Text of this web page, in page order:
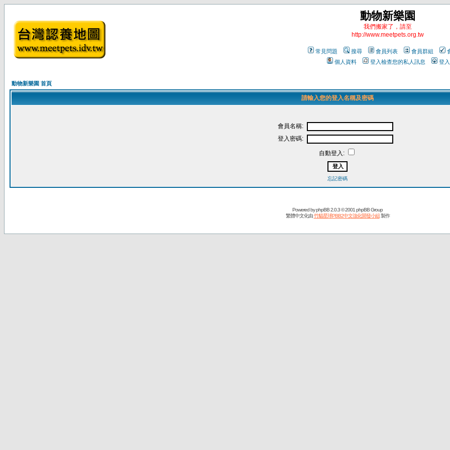
動物新樂園
我們搬家了，請至
http://www.meetpets.org.tw
常見問題 搜尋 會員列表 會員群組
個人資料
登入檢查您的私人訊息 登入
動物新樂園 首頁
請輸入您的登入名稱及密碼
會員名稱:
登入密碼:
自動登入:
忘記密碼
Powered byphpBB2.0.3 © 2001 phpBB Group
繁體中文化由竹貓星球PBB2中文強化開發小組製作